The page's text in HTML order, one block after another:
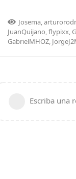
Josema,
JuanQuijano,flypixx,
GabrielMHOZ,
Escriba una